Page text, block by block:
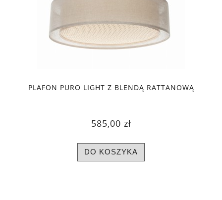
PLAFON PURO LIGHT Z BLENDĄ RATTANOWĄ
585,00 zł
DO KOSZYKA